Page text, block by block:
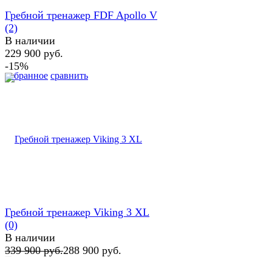
избранное сравнить
Гребной тренажер FDF Apollo V
(2)
В наличии
229 900 руб.
-15%
Гребной тренажер Viking 3 XL
(0)
В наличии
339 900 руб.288 900 руб.